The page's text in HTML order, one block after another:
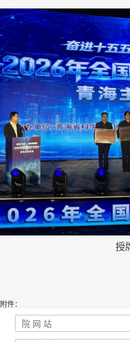
授
附件：